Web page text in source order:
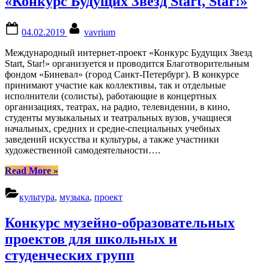
Ритэк»”
on
04.02.2019
vavrium
Международный интернет-проект «Конкурс Будущих Звезд
Start, Star!» организуется и проводится Благотворительным
фондом «Биневал» (город Санкт-Петербург). В конкурсе
принимают участие как коллективы, так и отдельные
исполнители (солисты), работающие в концертных
организациях, театрах, на радио, телевидении, в кино,
студенты музыкальных и театральных вузов, учащиеся
начальных, средних и средне-специальных учебных
заведений искусства и культуры, а также участники
художественной самодеятельности….
Read More“IX
проект
Будущих
Звёзд
Start,
Star!»”
»
культура, музыка, проект
Конкурс музейно-образовательных
проектов для школьных и
студенческих групп